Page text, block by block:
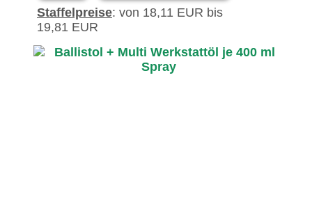
Staffelpreise: von 18,11 EUR bis
19,81 EUR